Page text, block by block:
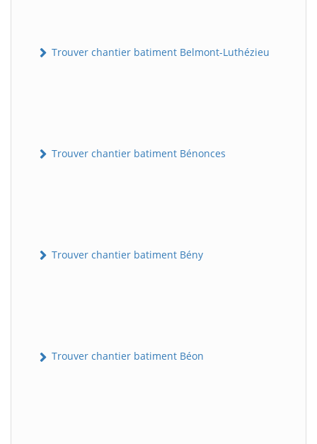
Trouver chantier batiment Belmont-Luthézieu
Trouver chantier batiment Bénonces
Trouver chantier batiment Bény
Trouver chantier batiment Béon